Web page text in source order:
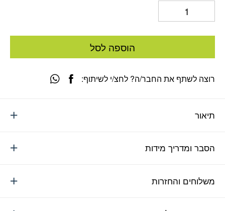
הוספה לסל
תיאור
הסבר ומדריך מידות
משלוחים והחזרות
רוצה לשתף את החבר/ה? לחצ/י לשיתוף: